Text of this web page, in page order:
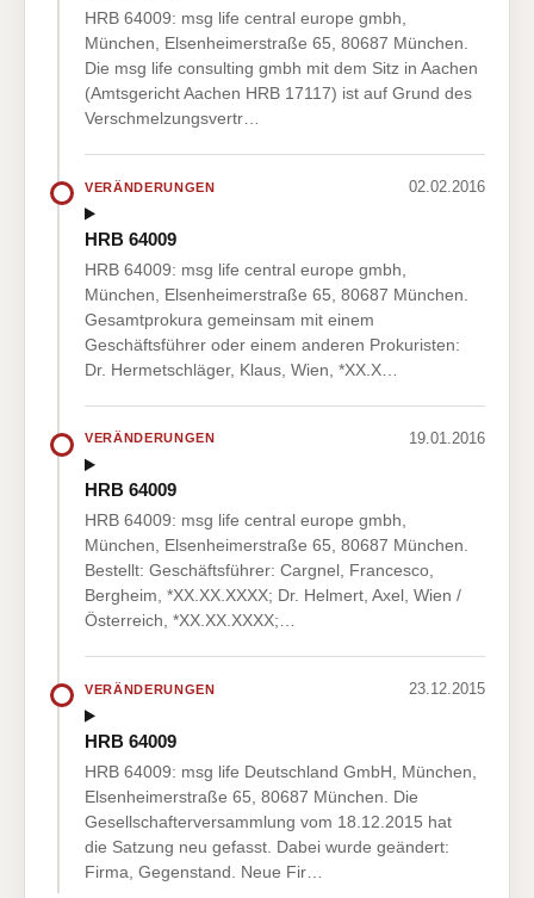
HRB 64009: msg life central europe gmbh,
München, Elsenheimerstraße 65, 80687 München.
Die msg life consulting gmbh mit dem Sitz in Aachen
(Amtsgericht Aachen HRB 17117) ist auf Grund des
Verschmelzungsvertr…
VERÄNDERUNGEN 02.02.2016
HRB 64009
HRB 64009: msg life central europe gmbh,
München, Elsenheimerstraße 65, 80687 München.
Gesamtprokura gemeinsam mit einem
Geschäftsführer oder einem anderen Prokuristen:
Dr. Hermetschläger, Klaus, Wien, *XX.X…
VERÄNDERUNGEN 19.01.2016
HRB 64009
HRB 64009: msg life central europe gmbh,
München, Elsenheimerstraße 65, 80687 München.
Bestellt: Geschäftsführer: Cargnel, Francesco,
Bergheim, *XX.XX.XXXX; Dr. Helmert, Axel, Wien /
Österreich, *XX.XX.XXXX;…
VERÄNDERUNGEN 23.12.2015
HRB 64009
HRB 64009: msg life Deutschland GmbH, München,
Elsenheimerstraße 65, 80687 München. Die
Gesellschafterversammlung vom 18.12.2015 hat
die Satzung neu gefasst. Dabei wurde geändert:
Firma, Gegenstand. Neue Fir…